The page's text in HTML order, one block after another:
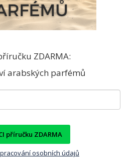
ZDARMA:
arabských parfémů
příručku ZDARMA
osobních údajů